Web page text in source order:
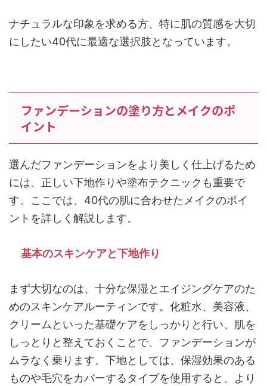
ナチュラルな印象を求める方、特に肌の質感を大切
にしたい40代に最適な選択肢となっています。
ファンデーションの塗り方とメイクのポ
イント
選んだファンデーションをより美しく仕上げるため
には、正しい下地作りや塗布テクニックも重要で
す。ここでは、40代の肌に合わせたメイクのポイ
ントを詳しく解説します。
基本のスキンケアと下地作り
まず大切なのは、十分な保湿とエイジングケアのた
めのスキンケアルーティンです。化粧水、美容液、
クリームといった基礎ケアをしっかりと行い、肌を
しっとりと整えておくことで、ファンデーションが
ムラなく乗ります。下地としては、保湿効果のある
ものや毛穴をカバーするタイプを使用すると、より